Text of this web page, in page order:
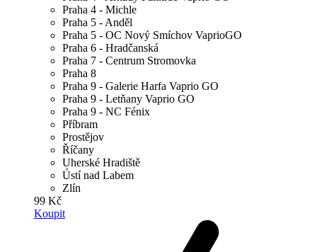
Praha 4 - Michle
Praha 5 - Anděl
Praha 5 - OC Nový Smíchov VaprioGO
Praha 6 - Hradčanská
Praha 7 - Centrum Stromovka
Praha 8
Praha 9 - Galerie Harfa Vaprio GO
Praha 9 - Letňany Vaprio GO
Praha 9 - NC Fénix
Příbram
Prostějov
Říčany
Uherské Hradiště
Ústí nad Labem
Zlín
99 Kč
Koupit